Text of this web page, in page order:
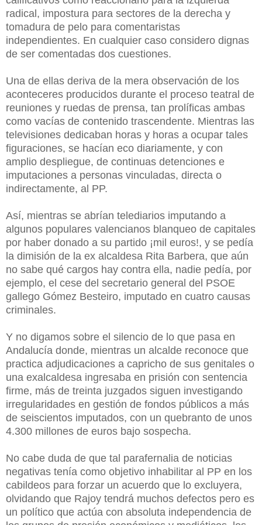
radical, impostura para sectores de la derecha y
tomadura de pelo para comentaristas
independientes. En cualquier caso considero dignas
de ser comentadas dos cuestiones.
Una de ellas deriva de la mera observación de los
aconteceres producidos durante el proceso teatral de
reuniones y ruedas de prensa, tan prolíficas ambas
como vacías de contenido trascendente. Mientras las
televisiones dedicaban horas y horas a ocupar tales
figuraciones, se hacían eco diariamente, y con
amplio despliegue, de continuas detenciones e
imputaciones a personas vinculadas, directa o
indirectamente, al PP.
Así, mientras se abrían telediarios imputando a
algunos populares valencianos blanqueo de capitales
por haber donado a su partido ¡mil euros!, y se pedía
la dimisión de la ex alcaldesa Rita Barbera, que aún
no sabe qué cargos hay contra ella, nadie pedía, por
ejemplo, el cese del secretario general del PSOE
gallego Gómez Besteiro, imputado en cuatro causas
criminales.
Y no digamos sobre el silencio de lo que pasa en
Andalucía donde, mientras un alcalde reconoce que
practica adjudicaciones a capricho de sus genitales o
una exalcaldesa ingresaba en prisión con sentencia
firme, más de treinta juzgados siguen investigando
irregularidades en gestión de fondos públicos a más
de seiscientos imputados, con un quebranto de unos
4.300 millones de euros bajo sospecha.
No cabe duda de que tal parafernalia de noticias
negativas tenía como objetivo inhabilitar al PP en los
cabildeos para forzar un acuerdo que lo excluyera,
olvidando que Rajoy tendrá muchos defectos pero es
un político que actúa con absoluta independencia de